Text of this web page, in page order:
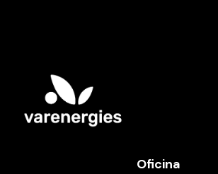
Oficina